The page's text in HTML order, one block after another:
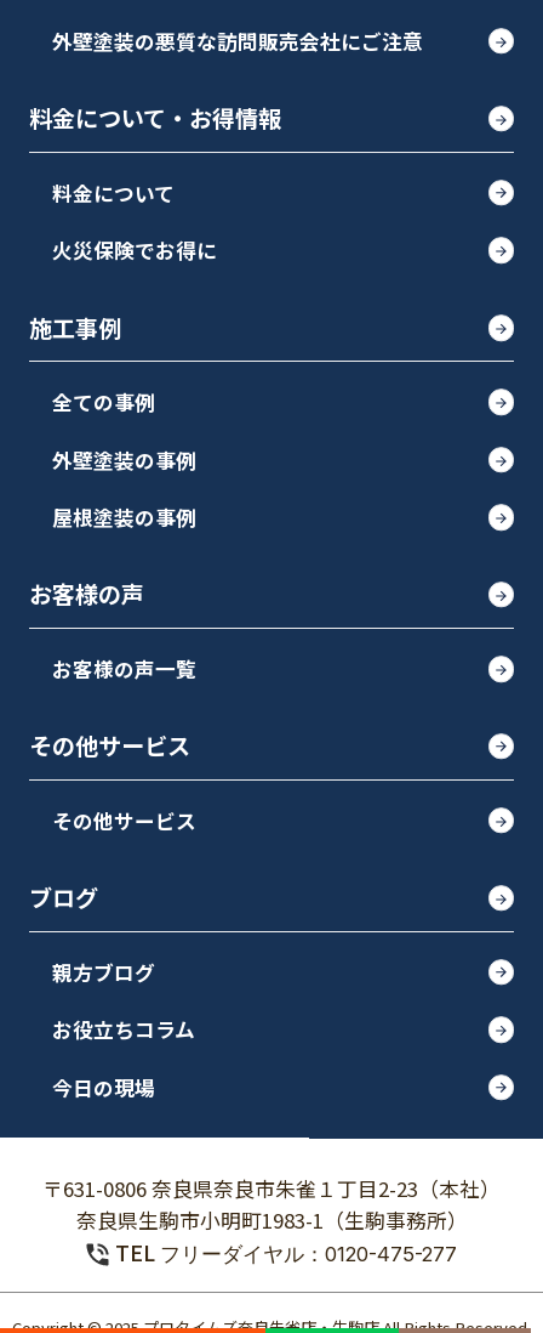
外壁塗装の悪質な訪問販売会社にご注意
料金について・お得情報
料金について
火災保険でお得に
施工事例
全ての事例
外壁塗装の事例
屋根塗装の事例
お客様の声
お客様の声一覧
その他サービス
その他サービス
ブログ
親方ブログ
お役立ちコラム
今日の現場
〒631-0806 奈良県奈良市朱雀１丁目2-23（本社）
奈良県生駒市小明町1983-1（生駒事務所）
TEL フリーダイヤル：0120-475-277
Copyright © 2025 プロタイムズ奈良朱雀店・生駒店 All Rights Reserved.